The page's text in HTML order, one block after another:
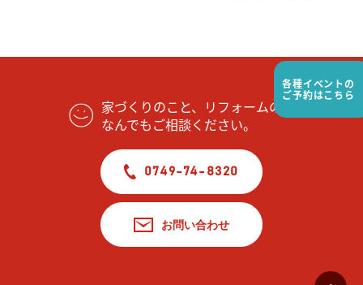
各種イベントの
ご予約はこちら
家づくりのこと、リフォームの事
なんでもご相談ください。
0749-74-8320
お問い合わせ